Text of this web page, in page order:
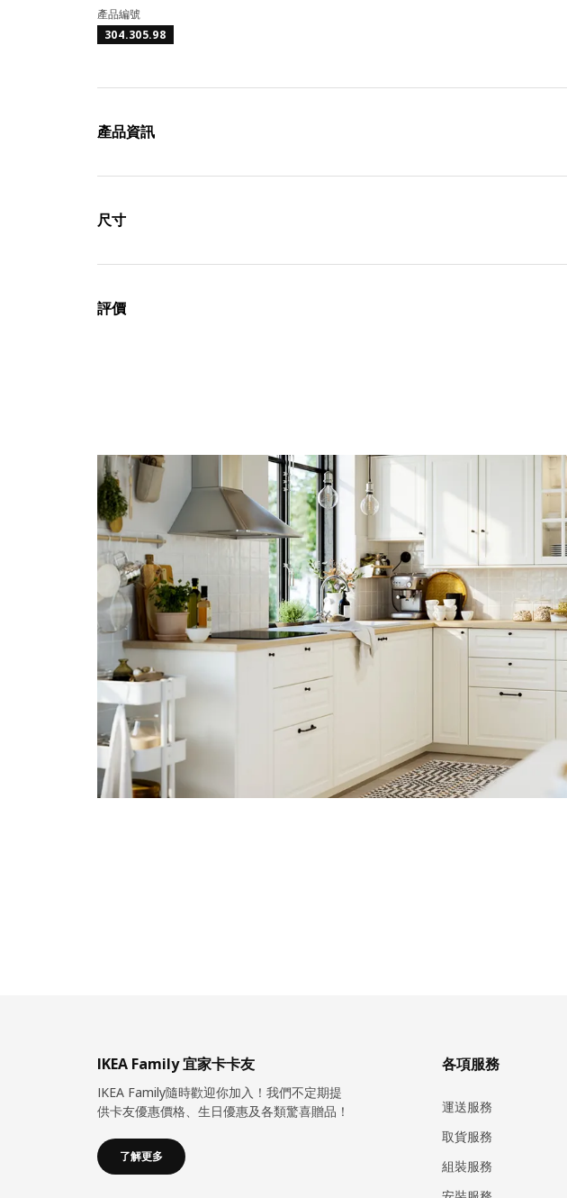
產品編號
304.305.98
產品資訊
尺寸
評價
IKEA Family 宜家卡卡友
IKEA Family隨時歡迎你加入！我們不定期提
供卡友優惠價格、生日優惠及各類驚喜贈品！
了解更多
各項服務
運送服務
取貨服務
組裝服務